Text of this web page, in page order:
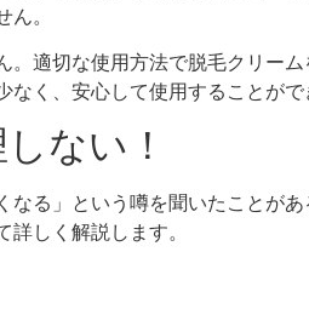
。
適切な使用方法で脱毛クリー
く、安心して使用することがで
ない！
る」という噂を聞いたことが
しく解説します。